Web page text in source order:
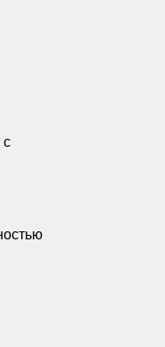
с